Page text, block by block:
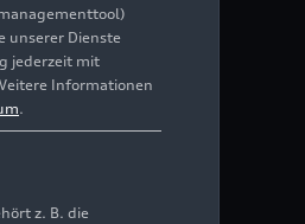
unserer Dienste
jederzeit mit
Informationen
.
z. B. die